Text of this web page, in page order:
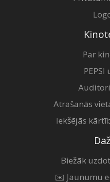
Par
PEPSI
Atrašanās
Iekšējās
Biežāk
✉️ Jaunumu